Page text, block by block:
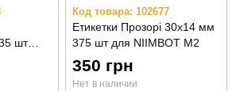
шт
Код товара: 102677
Етикетки Прозорі 30х14 мм
375 шт для NIIMBOT M2
350 грн
Нет в наличии